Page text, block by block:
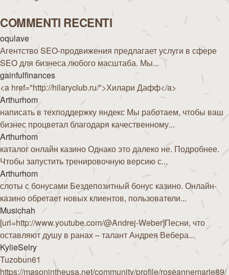
COMMENTI RECENTI
oqulave
Агентство SEO-продвижения предлагает услуги в сфере
SEO для бизнеса любого масштаба. Мы...
gainfulfinances
<a href="http://hilaryclub.ru/">Хилари Дафф</a>
Arthurhom
написать в техподдержку яндекс Мы работаем, чтобы ваш
бизнес процветал благодаря качественному...
Arthurhom
каталог онлайн казино Однако это далеко не. Подробнее.
Чтобы запустить тренировочную версию с...
Arthurhom
слоты с бонусами Бездепозитный бонус казино. Онлайн-
казино обретает новых клиентов, пользователи...
Musichah
[url=http://www.youtube.com/@Andrej-Weber]Песни, что
оставляют душу в ранах – талант Андрея Вебера...
KylieSelry
Tuzobun61
https://masonintheusa.net/community/profile/roseannemarie89/